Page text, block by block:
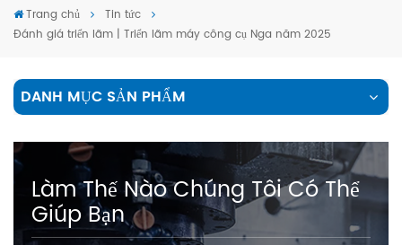
Trang chủ
Tin tức
Đánh giá triển lãm | Triển lãm máy công cụ Nga năm 2025
DANH MỤC SẢN PHẨM
Làm Thế Nào Chúng Tôi Có Thể
Giúp Bạn